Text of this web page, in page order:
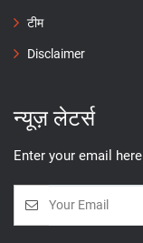
टीम
Disclaimer
न्यूज़ लेटर्स
Enter your email here